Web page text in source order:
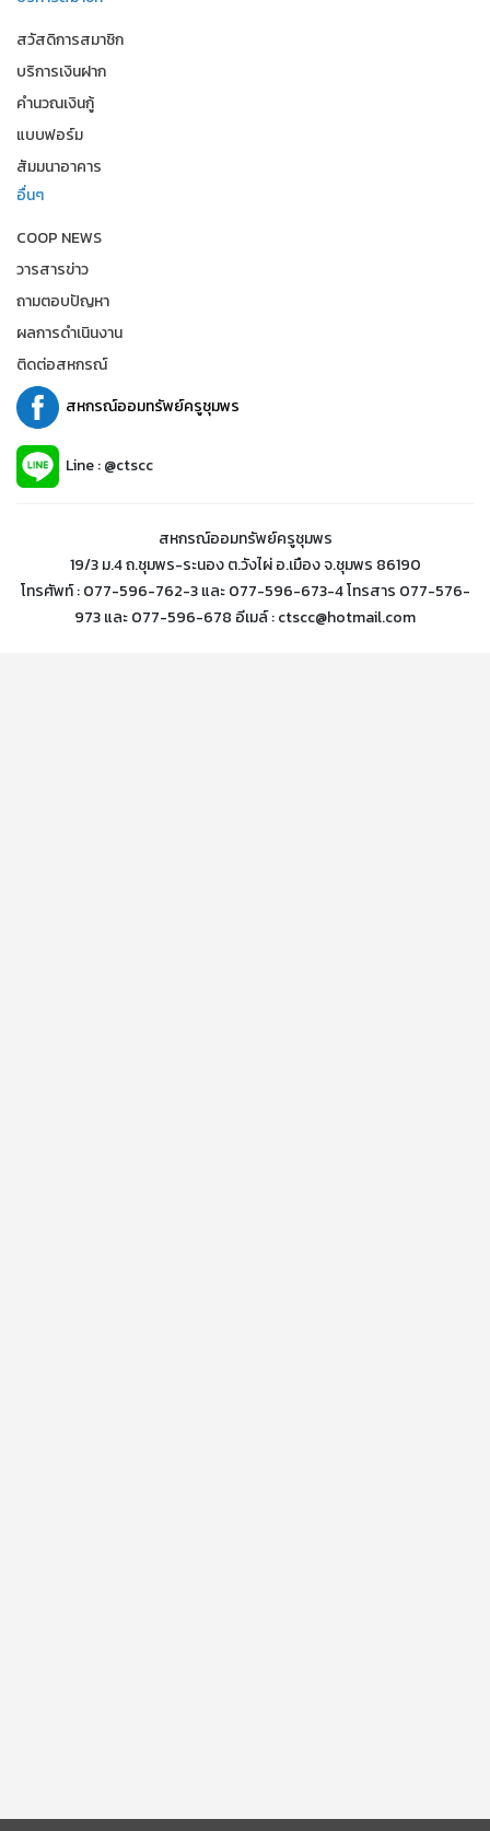
สวัสดิการสมาชิก
บริการเงินฝาก
คำนวณเงินกู้
แบบฟอร์ม
สัมมนาอาคาร
อื่นๆ
COOP NEWS
วารสารข่าว
ถามตอบปัญหา
ผลการดำเนินงาน
ติดต่อสหกรณ์
สหกรณ์ออมทรัพย์ครูชุมพร
Line : @ctscc
สหกรณ์ออมทรัพย์ครูชุมพร
19/3 ม.4 ถ.ชุมพร-ระนอง ต.วังไผ่ อ.เมือง จ.ชุมพร 86190
โทรศัพท์ : 077-596-762-3 และ 077-596-673-4 โทรสาร 077-576-
973 และ 077-596-678 อีเมล์ : ctscc@hotmail.com